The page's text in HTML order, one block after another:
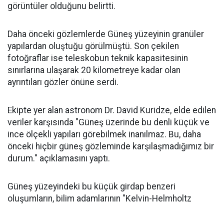
görüntüler olduğunu belirtti.
Daha önceki gözlemlerde Güneş yüzeyinin granüler
yapılardan oluştuğu görülmüştü. Son çekilen
fotoğraflar ise teleskobun teknik kapasitesinin
sınırlarına ulaşarak 20 kilometreye kadar olan
ayrıntıları gözler önüne serdi.
Ekipte yer alan astronom Dr. David Kuridze, elde edilen
veriler karşısında "Güneş üzerinde bu denli küçük ve
ince ölçekli yapıları görebilmek inanılmaz. Bu, daha
önceki hiçbir güneş gözleminde karşılaşmadığımız bir
durum." açıklamasını yaptı.
Güneş yüzeyindeki bu küçük girdap benzeri
oluşumların, bilim adamlarının "Kelvin-Helmholtz